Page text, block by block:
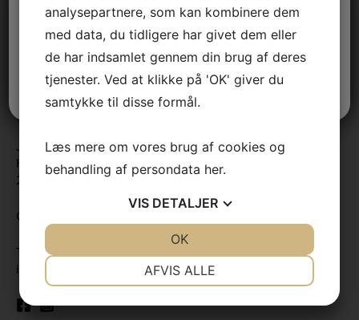
Dec 3
Dec 2
Nov 28
Nov 26
Nov 25
Kontaktinformation
Jens Lyngsøe Interieur A/S
Hovedgaden 39
2970 Hørsholm
CVR nr. 30985672
Tlf.
+4545860633
info@jlint.dk
Vi holder sommerferielukket
Vi er tilbage tirsdag den 11. august.
God sommer
analysepartnere, som kan kombinere dem
med data, du tidligere har givet dem eller
de har indsamlet gennem din brug af deres
tjenester. Ved at klikke på 'OK' giver du
samtykke til disse formål.
Læs mere om vores brug af cookies og
behandling af persondata her.
VIS DETALJER
AFVIS ALLE
OK